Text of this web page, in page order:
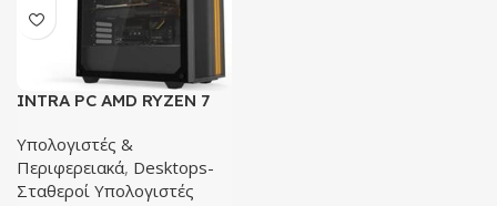
INTRA PC AMD RYZEN 7
Υπολογιστές &
Περιφερειακά, Desktops-
Σταθεροί Υπολογιστές